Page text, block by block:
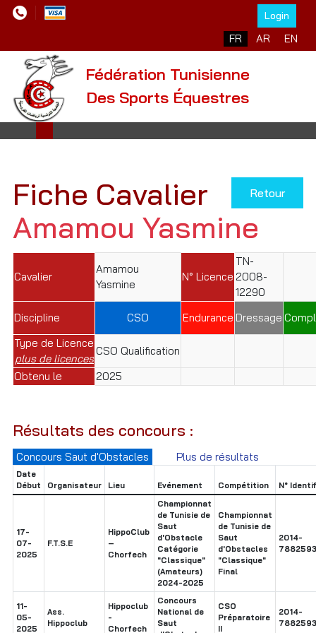
Login
Sélectionnez votre
FR AR EN
Fédération Tunisienne
Des Sports Équestres
Retour
Fiche Cavalier
Amamou Yasmine
Cavalier
Amamou
Yasmine
N° Licence
TN-
2008-
12290
Discipline
CSO Endurance Dressage
Type de Licence
plus de licences
CSO Qualification
Obtenu le
2025
Résultats des concours :
Concours Saut d'Obstacles Plus de résultats
Date
Début
Organisateur Lieu Evénement Compétition N°
17-
07-
2025
F.T.S.E
HippoClub
–
Chorfech
Championnat
de Tunisie de
Saut
d'Obstacle
Catégorie
"Classique"
(Amateurs)
2024-2025
Championnat
de Tunisie de
Saut
d'Obstacles
"Classique"
Final
2014-
11-
05-
2025
Ass.
Hippoclub
Hippoclub
-
Chorfech
Concours
National de
Saut
CSO
Préparatoire
II
2014-